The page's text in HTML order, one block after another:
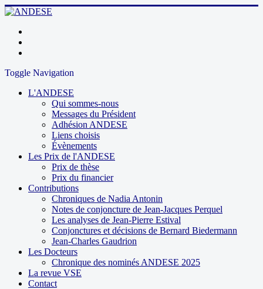
Toggle Navigation
L'ANDESE
Qui sommes-nous
Messages du Président
Adhésion ANDESE
Liens choisis
Évènements
Les Prix de l'ANDESE
Prix de thèse
Prix du financier
Contributions
Chroniques de Nadia Antonin
Notes de conjoncture de Jean-Jacques Perquel
Les analyses de Jean-Pierre Estival
Conjonctures et décisions de Bernard Biedermann
Jean-Charles Gaudrion
Les Docteurs
Chronique des nominés ANDESE 2025
La revue VSE
Contact